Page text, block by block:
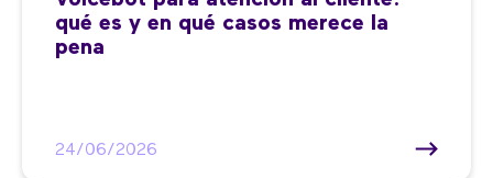
qué es y en qué casos merece la
pena
24/06/2026